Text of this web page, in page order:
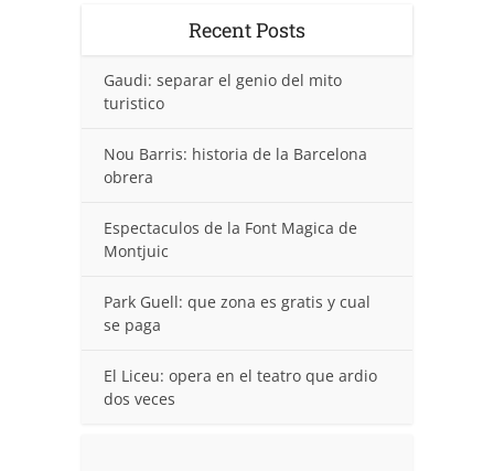
Recent Posts
Gaudi: separar el genio del mito
turistico
Nou Barris: historia de la Barcelona
obrera
Espectaculos de la Font Magica de
Montjuic
Park Guell: que zona es gratis y cual
se paga
El Liceu: opera en el teatro que ardio
dos veces